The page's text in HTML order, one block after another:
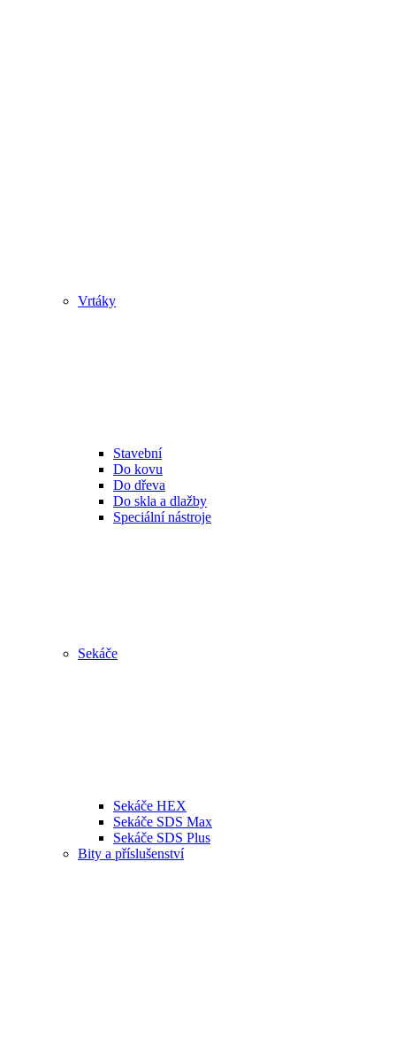
Vrtáky
Stavební
Do kovu
Do dřeva
Do skla a dlažby
Speciální nástroje
Sekáče
Sekáče HEX
Sekáče SDS Max
Sekáče SDS Plus
Bity a příslušenství